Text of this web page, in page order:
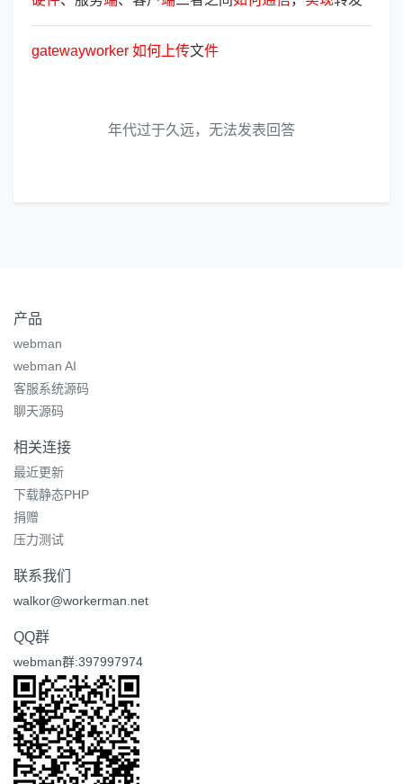
gatewayworker 如何 上传文件
年代过于久远，无法发表回答
产品
webman
webman AI
客服系统源码
聊天源码
相关连接
最近更新
下载静态PHP
捐赠
压力测试
联系我们
walkor@workerman.net
QQ群
webman群:397997974